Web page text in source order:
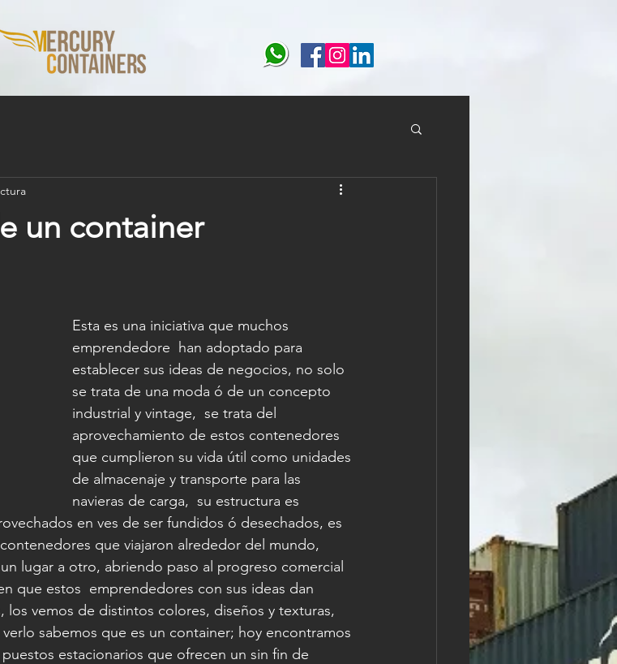
un container
Esta es una iniciativa que muchos
emprendedore  han adoptado para
establecer sus ideas de negocios, no solo
se trata de una moda ó de un concepto
industrial y vintage,  se trata del
aprovechamiento de estos contenedores
que cumplieron su vida útil como unidades
de almacenaje y transporte para las
navieras de carga,  su estructura es
en ves de ser fundidos ó desechados, es
que viajaron alrededor del mundo,
lugar a otro, abriendo paso al progreso comercial
que estos  emprendedores con sus ideas dan
los vemos de distintos colores, diseños y texturas,
sabemos que es un container; hoy encontramos
estacionarios que ofrecen un sin fin de